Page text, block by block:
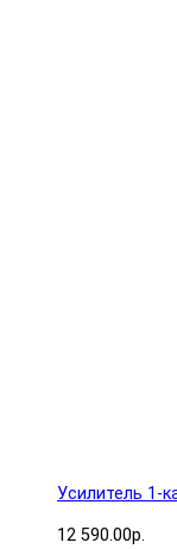
Усилитель 1-
12 590.00р.